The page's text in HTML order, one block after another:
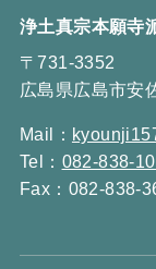
浄土真宗本願寺
〒731-3352
広島県広島市安
Mail：
Tel： 082-838-
Fax：082-838-